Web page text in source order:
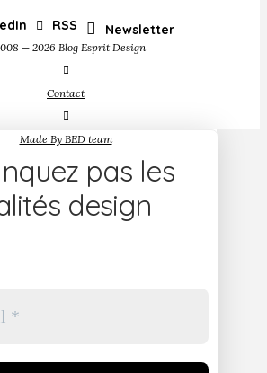
RSS Newsletter
— 2026 Blog Esprit Design
Contact
Made By BED team
pas les
design